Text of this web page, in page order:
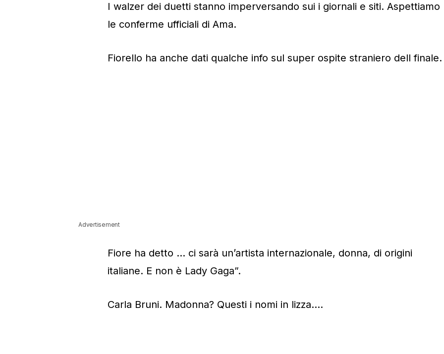
I walzer dei duetti stanno imperversando sui i giornali e siti. Aspettiamo
le conferme ufficiali di Ama.
Fiorello ha anche dati qualche info sul super ospite straniero dell
Advertisement
Fiore ha detto … ci sarà un’artista internazionale, donna, di origini
italiane. E non è Lady Gaga”.
Carla Bruni. Madonna? Questi i nomi in lizza….